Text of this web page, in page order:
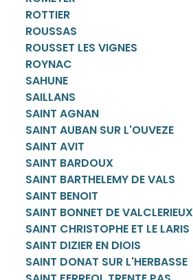
ROTTIER
ROUSSAS
ROUSSET LES VIGNES
ROYNAC
SAHUNE
SAILLANS
SAINT AGNAN
SAINT AUBAN SUR L'OUVEZE
SAINT AVIT
SAINT BARDOUX
SAINT BARTHELEMY DE VALS
SAINT BENOIT
SAINT BONNET DE VALCLERIEUX
SAINT CHRISTOPHE ET LE LARIS
SAINT DIZIER EN DIOIS
SAINT DONAT SUR L'HERBASSE